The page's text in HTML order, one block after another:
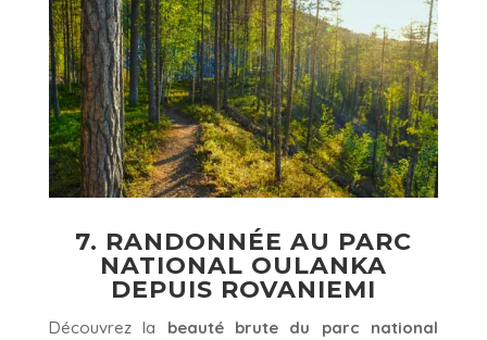
7. RANDONNÉE AU PARC
NATIONAL OULANKA
DEPUIS ROVANIEMI
Découvrez la beauté brute du parc national